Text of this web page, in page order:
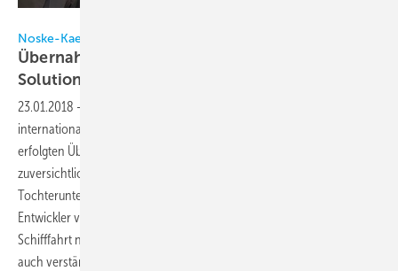
Noske-Kaeser / Engie
Übernahme der Noske-Kaeser Maritime
Solutions GmbH durch die
23.01.2018 -
internationalen Tochtergesellschaften starten nach der kürzlich
erfolgten Übernahme durch die französische Engie-Gruppe
zuversichtlich ins Jahr 2018. Unter dem Dach des
Tochterunternehmens Engie Axima wird der in Hamburg beheimatete
Entwickler von Klima-, Kälte- und Feuerlöschtechnikanlagen für die
Schifffahrt neben dem traditionellen Kerngeschäft im Bereich Marine
auch verstärkt in Lösungen für Wachstumsfelder wie Kreuzfahrtschiffe